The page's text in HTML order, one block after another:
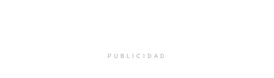
PUBLICIDAD